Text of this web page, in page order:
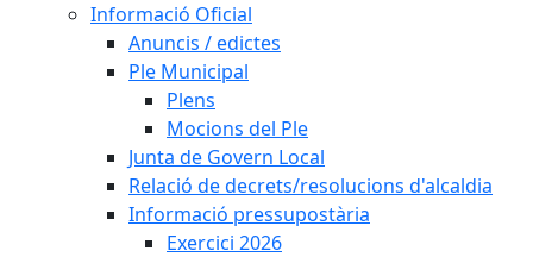
Informació Oficial
Anuncis / edictes
Ple Municipal
Plens
Mocions del Ple
Junta de Govern Local
Relació de decrets/resolucions d'alcaldia
Informació pressupostària
Exercici 2026